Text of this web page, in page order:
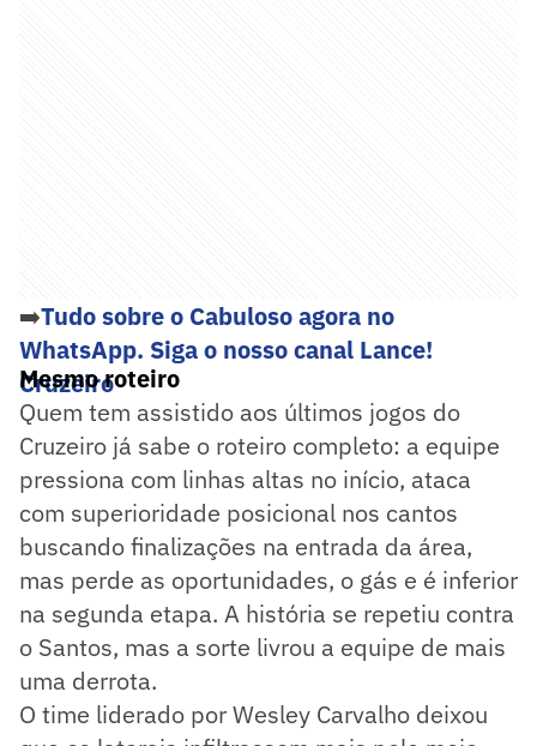
➡️Tudo sobre o Cabuloso agora no
WhatsApp. Siga o nosso canal Lance!
Cruzeiro
Mesmo roteiro
Quem tem assistido aos últimos jogos do
Cruzeiro já sabe o roteiro completo: a equipe
pressiona com linhas altas no início, ataca
com superioridade posicional nos cantos
buscando finalizações na entrada da área,
mas perde as oportunidades, o gás e é inferior
na segunda etapa. A história se repetiu contra
o Santos, mas a sorte livrou a equipe de mais
uma derrota.
O time liderado por Wesley Carvalho deixou